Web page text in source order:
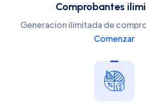
Comprobantes
Generacion ilimitada de
Comenzar